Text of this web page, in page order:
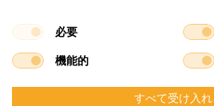
必要
機能的
すべて受け入れ